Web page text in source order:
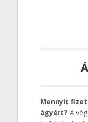
Mennyit
ágyért? A